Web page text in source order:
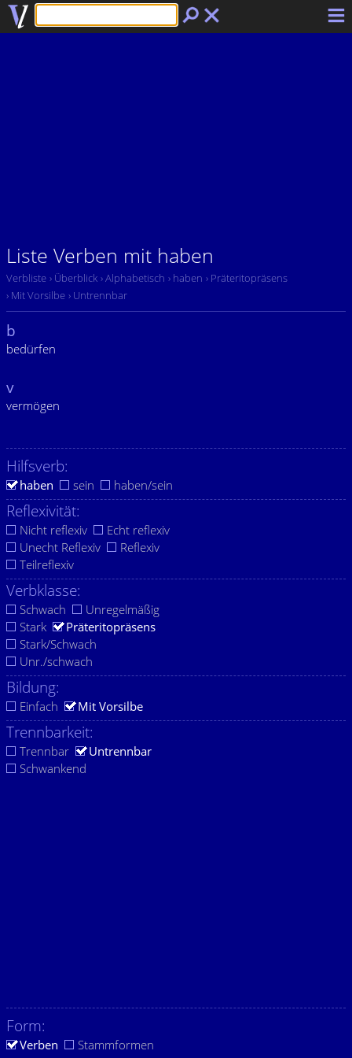
Liste Verben mit haben
Verbliste › Überblick › Alphabetisch › haben › Präteritopräsens
› Mit Vorsilbe › Untrennbar
b
bedürfen
v
vermögen
Hilfsverb:
haben sein haben/sein
Reflexivität:
Nicht reflexiv
Echt reflexiv
Unecht Reflexiv
Reflexiv
Teilreflexiv
Verbklasse:
Schwach
Unregelmäßig
Stark
Präteritopräsens
Stark/Schwach
Unr./schwach
Bildung:
Einfach Mit Vorsilbe
Trennbarkeit:
Trennbar
Untrennbar
Schwankend
Form:
Verben Stammformen